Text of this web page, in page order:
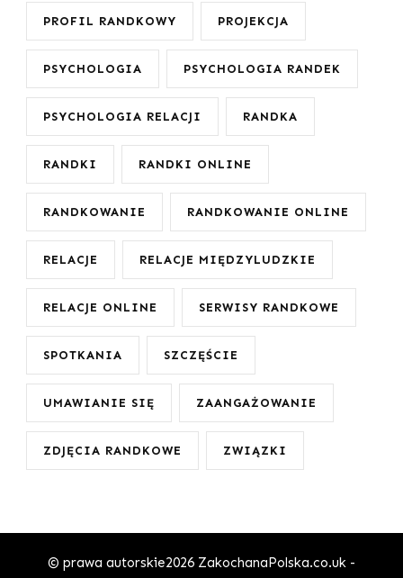
PROFIL RANDKOWY PROJEKCJA
PSYCHOLOGIA PSYCHOLOGIA RANDEK
PSYCHOLOGIA RELACJI RANDKA
RANDKI RANDKI ONLINE
RANDKOWANIE RANDKOWANIE ONLINE
RELACJE RELACJE MIĘDZYLUDZKIE
RELACJE ONLINE SERWISY RANDKOWE
SPOTKANIA SZCZĘŚCIE
UMAWIANIE SIĘ ZAANGAŻOWANIE
ZDJĘCIA RANDKOWE ZWIĄZKI
© prawa autorskie2026 ZakochanaPolska.co.uk -